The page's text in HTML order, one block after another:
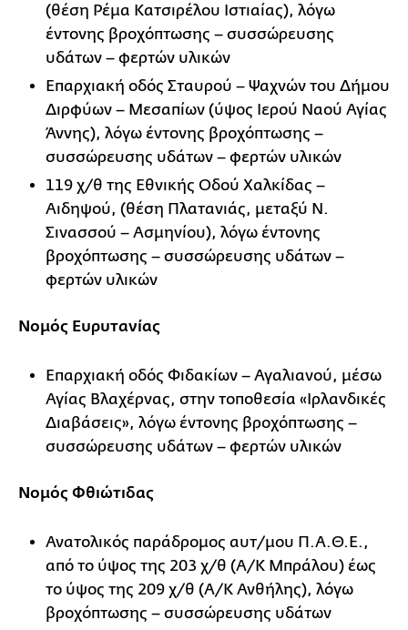
(θέση Ρέμα Κατσιρέλου Ιστιαίας), λόγω
έντονης βροχόπτωσης – συσσώρευσης
υδάτων – φερτών υλικών
Επαρχιακή οδός Σταυρού – Ψαχνών του Δήμου
Διρφύων – Μεσαπίων (ύψος Ιερού Ναού Αγίας
Άννης), λόγω έντονης βροχόπτωσης –
συσσώρευσης υδάτων – φερτών υλικών
119 χ/θ της Εθνικής Οδού Χαλκίδας –
Αιδηψού, (θέση Πλατανιάς, μεταξύ Ν.
Σινασσού – Ασμηνίου), λόγω έντονης
βροχόπτωσης – συσσώρευσης υδάτων –
φερτών υλικών
Νομός Ευρυτανίας
Επαρχιακή οδός Φιδακίων – Αγαλιανού, μέσω
Αγίας Βλαχέρνας, στην τοποθεσία «Ιρλανδικές
Διαβάσεις», λόγω έντονης βροχόπτωσης –
συσσώρευσης υδάτων – φερτών υλικών
Νομός Φθιώτιδας
Ανατολικός παράδρομος αυτ/μου Π.Α.Θ.Ε.,
από το ύψος της 203 χ/θ (Α/Κ Μπράλου) έως
το ύψος της 209 χ/θ (Α/Κ Ανθήλης), λόγω
βροχόπτωσης – συσσώρευσης υδάτων